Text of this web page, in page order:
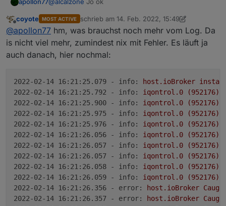
host.ioBroker	2022-02-14 16:19:49.568	error
host.ioBroker	2022-02-14 16:19:49.568
host.ioBroker	2022-02-14 16:19:49.567
host.ioBroker	2022-02-14 16:19:49.560
host.ioBroker	2022-02-14 16:19:49.559
host.ioBroker	2022-02-14 16:19:49.559
@da_WoodyWas ist es denn für ein Host? Also
Hardware? Und mich würde auch malinteressieren
wieviele State changes da so durchfliessen. Also mal
bitte im Admin (wenn der wieder geht)
unterInstanzen mit Expertenmodus aktiv schauen
raus und in welchen Adapter rein gehen
Offline
coyote MOST ACTIVE schrieb am 14. Feb. 2022, 15:49
zuletzt editiert von coyote
@apollon77 hm, was brauchst noch mehr vom Log. Da
is nicht viel mehr, zumindest nix mit Fehler. Es läuft ja
auch danach, hier nochmal:
2022-02-14 16:21:25.079 - info: host.ioBroker
2022-02-14 16:21:25.792 - info:
iqontrol.0 (952176)
2022-02-14 16:21:25.900 - info:
iqontrol.0 (952176)
2022-02-14 16:21:25.975 - info:
iqontrol.0 (952176)
2022-02-14 16:21:25.976 - info:
iqontrol.0 (952176)
2022-02-14 16:21:26.056 - info:
iqontrol.0 (952176)
2022-02-14 16:21:26.057 - info:
iqontrol.0 (952176)
2022-02-14 16:21:26.057 - info:
iqontrol.0 (952176)
2022-02-14 16:21:26.058 - info:
iqontrol.0 (952176)
2022-02-14 16:21:26.059 - info:
iqontrol.0 (952176)
2022-02-14 16:21:26.356 - error:
host.ioBroker
2022-02-14 16:21:26.357 - error:
host.ioBroker